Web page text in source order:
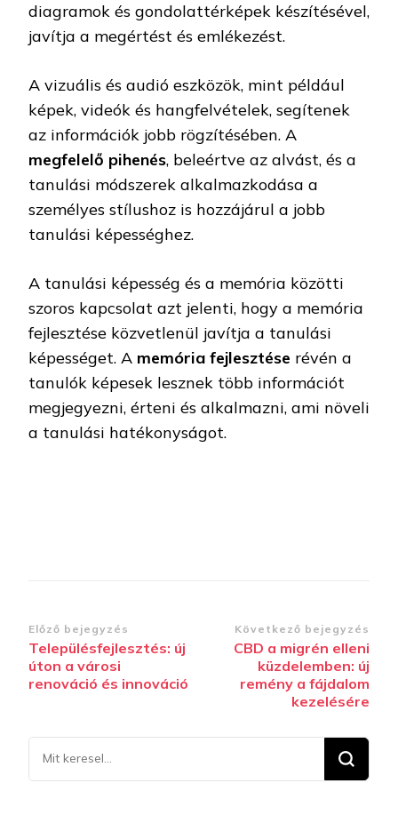
diagramok és gondolattérképek készítésével,
javítja a megértést és emlékezést.
A vizuális és audió eszközök, mint például
képek, videók és hangfelvételek, segítenek
az információk jobb rögzítésében. A
megfelelő pihenés, beleértve az alvást, és a
tanulási módszerek alkalmazkodása a
személyes stílushoz is hozzájárul a jobb
tanulási képességhez.
A tanulási képesség és a memória közötti
szoros kapcsolat azt jelenti, hogy a memória
fejlesztése közvetlenül javítja a tanulási
képességet. A memória fejlesztése révén a
tanulók képesek lesznek több információt
megjegyezni, érteni és alkalmazni, ami növeli
a tanulási hatékonyságot.
Bejegyzések
navigációja
Előző bejegyzés
Településfejlesztés: új
úton a városi
renováció és innováció
Következő bejegyzés
CBD a migrén elleni
küzdelemben: új
remény a fájdalom
kezelésére
Keresel
valamit?